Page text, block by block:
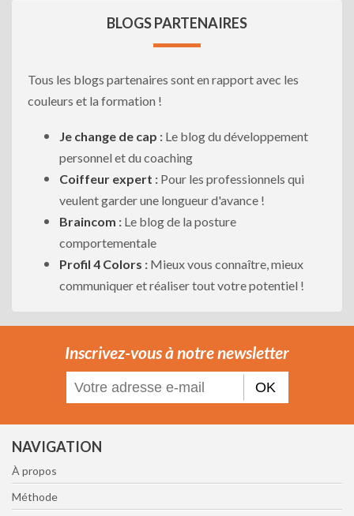
BLOGS PARTENAIRES
Tous les blogs partenaires sont en rapport avec les
couleurs et la formation !
Je change de cap : Le blog du développement
personnel et du coaching
Coiffeur expert : Pour les professionnels qui
veulent garder une longueur d'avance !
Braincom : Le blog de la posture
comportementale
Profil 4 Colors : Mieux vous connaître, mieux
communiquer et réaliser tout votre potentiel !
Inscrivez-vous à notre newsletter
OK
NAVIGATION
À propos
Méthode